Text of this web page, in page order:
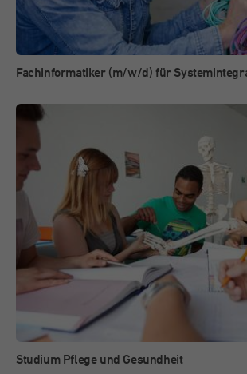
Fachinformatiker (m/w/d) für
Studium Pflege und Gesundheit